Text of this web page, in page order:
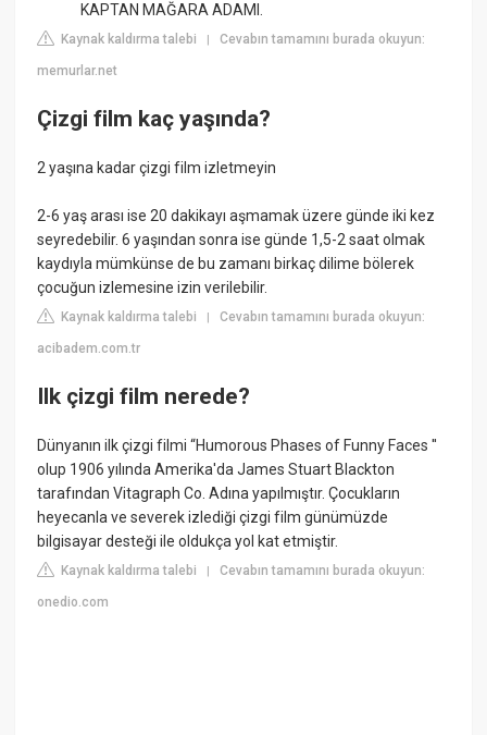
KAPTAN MAĞARA ADAMI.
Kaynak kaldırma talebi |Cevabın tamamını burada okuyun:
memurlar.net
Çizgi film kaç yaşında?
2 yaşına kadar çizgi film izletmeyin
2-6 yaş arası ise 20 dakikayı aşmamak üzere günde iki kez
seyredebilir. 6 yaşından sonra ise günde 1,5-2 saat olmak
kaydıyla mümkünse de bu zamanı birkaç dilime bölerek
çocuğun izlemesine izin verilebilir.
Kaynak kaldırma talebi |Cevabın tamamını burada okuyun:
acibadem.com.tr
Ilk çizgi film nerede?
Dünyanın ilk çizgi filmi “Humorous Phases of Funny Faces ''
olup 1906 yılında Amerika'da James Stuart Blackton
tarafından Vitagraph Co. Adına yapılmıştır. Çocukların
heyecanla ve severek izlediği çizgi film günümüzde
bilgisayar desteği ile oldukça yol kat etmiştir.
Kaynak kaldırma talebi |Cevabın tamamını burada okuyun:
onedio.com